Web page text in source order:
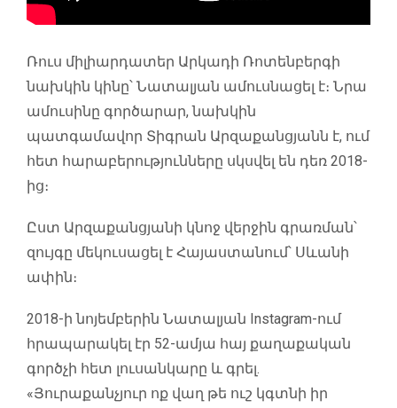
Ռուս միլիարդատեր Արկադի Ռոտենբերգի
նախկին կինը՝ Նատալյան ամուսնացել է։ Նրա
ամուսինը գործարար, նախկին
պատգամավոր Տիգրան Արզաքանցյանն է, ում
հետ հարաբերությունները սկսվել են դեռ 2018-
ից։
Ըստ Արզաքանցյանի կնոջ վերջին գրառման՝
զույգը մեկուսացել է Հայաստանում՝ Սևանի
ափին։
2018-ի նոյեմբերին Նատալյան Instagram-ում
հրապարակել էր 52-ամյա հայ քաղաքական
գործչի հետ լուսանկարը և գրել.
«Յուրաքանչյուր ոք վաղ թե ուշ կգտնի իր